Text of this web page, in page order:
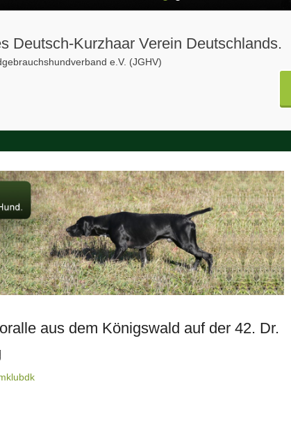
2
Deutsch-Kurzhaar Verein Deutschlands.
e.V. (JGHV)
aus dem Königswald auf der 42. Dr.